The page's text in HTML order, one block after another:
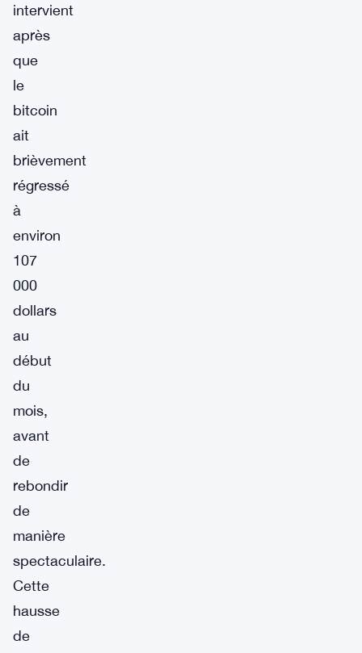
intervient
après
que
le
bitcoin
ait
brièvement
régressé
à
environ
107
000
dollars
au
début
du
mois,
avant
de
rebondir
de
manière
spectaculaire.
Cette
hausse
de